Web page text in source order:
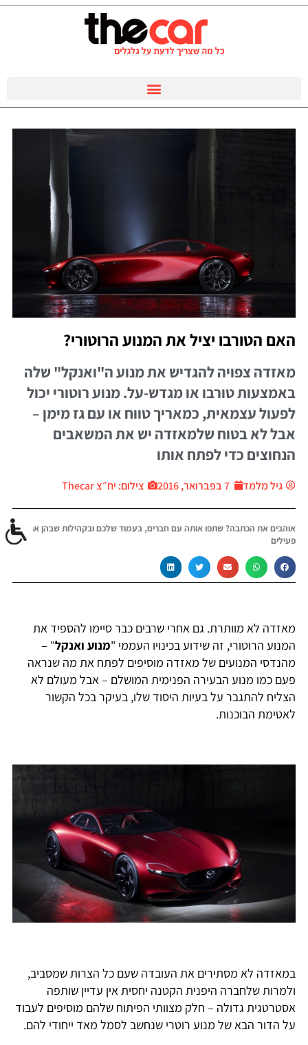
האם הטורבו יציל את המנוע הרוטורי?
מאזדה צפויה להגדיש את מנוע ה"ואנקל" שלה
באמצעות טורבו או מגדש-על. מנוע רוטורי יכול
לפעול עצמאית, כמאריך טווח או עם גז מימן –
אבל לא בטוח שלמאזדה יש את המשאבים
הנחוצים כדי לפתח אותו
גיל מלמד 7 בפברואר, 2016 צילום: יח״צ Thecar
אוהבים את הכתבה? שתפו אותה עם חברים, בעמוד שלכם ובקהילות שבהן אתם
פעילים
מאזדה לא מוותרת. גם אחרי שרבים כבר סיימו להספיד את
המנוע הרוטורי, זה שידוע בכינויו העממי "מנוע ואנקל" –
מהנדסי המנועים של מאזדה מוסיפים לפתח את מה שנראה
פעם כמו מנוע הבעירה הפנימית המושלם – אבל מעולם לא
הצליח להתגבר על בעיות היסוד שלו, בעיקר בכל הקשור
לאטימת הבוכנות.
במאזדה לא מסתירים את העובדה שעם כל הצרות שמסביב,
ולמרות שלחברה היפנית הקטנה יחסית אין עדיין שותפה
אסטרטגית גדולה – חלק מצוותי הפיתוח שלהם מוסיפים לעבוד
על הדור הבא של מנוע רוטרי שנחשב לסמל מאד ייחודי להם.